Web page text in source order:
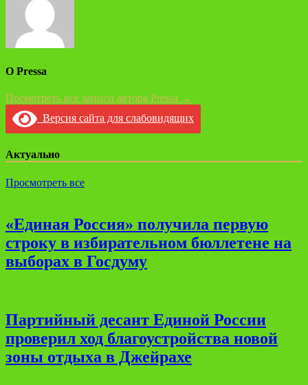
О Pressa
Посмотреть все записи автора Pressa →
Версия сайта для слабовидящих
Актуально
Просмотреть все
«Единая Россия» получила первую
строку в избирательном бюллетене на
выборах в Госдуму
Партийный десант Единой России
проверил ход благоустройства новой
зоны отдыха в Джейрахе